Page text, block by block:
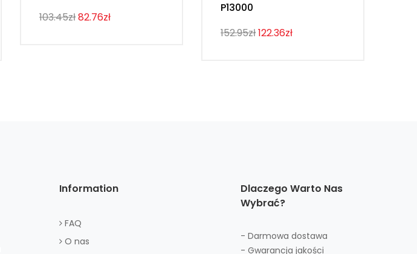
103.45zł82.76zł
P13000
152.95zł122.36zł
Information
FAQ
O nas
Dlaczego Warto Nas
Wybrać?
- Darmowa dostawa
- Gwarancja jakości